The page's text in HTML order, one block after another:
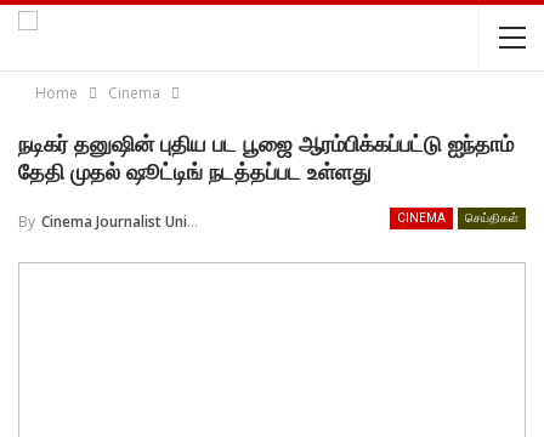
Home Cinema
நடிகர் தனுஷின் புதிய பட பூஜை ஆரம்பிக்கப்பட்டு ஐந்தாம்
தேதி முதல் ஷூட்டிங் நடத்தப்பட உள்ளது
CINEMA செய்திகள்
By Cinema Journalist Union